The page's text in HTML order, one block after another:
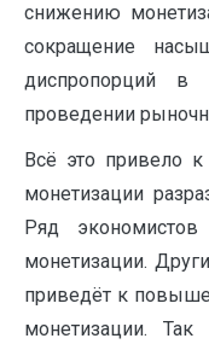
снижению
сокращение
диспропорций в
проведении
Всё это привело
монетизации
Ряд
монетизации.
приведёт к
монетизации.